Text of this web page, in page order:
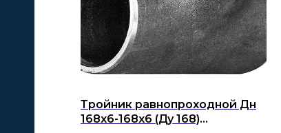
Тройник равнопроходной Дн
168x6-168x6 (Ду 168)